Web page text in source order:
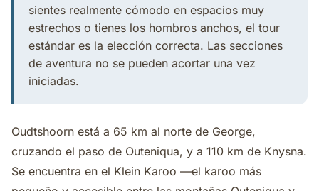
sientes realmente cómodo en espacios muy
estrechos o tienes los hombros anchos, el tour
estándar es la elección correcta. Las secciones
de aventura no se pueden acortar una vez
iniciadas.
Oudtshoorn está a 65 km al norte de George,
cruzando el paso de Outeniqua, y a 110 km de Knysna.
Se encuentra en el Klein Karoo —el karoo más